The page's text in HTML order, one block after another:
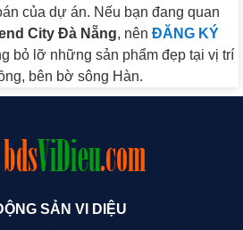
của dự án. Nếu bạn đang quan
City Đà Nẵng, nên ĐĂNG KÝ
bỏ lỡ những sản phẩm đẹp tại vị trí
bên bờ sông Hàn.
SẢN VI DIỆU